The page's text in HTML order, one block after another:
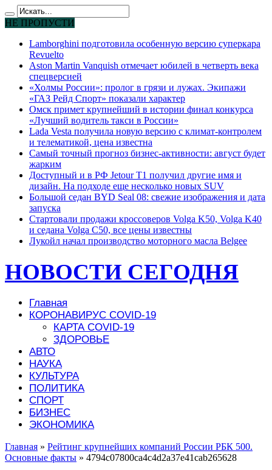
НЕ ПРОПУСТИ
Lamborghini подготовила особенную версию суперкара
Revuelto
Aston Martin Vanquish отмечает юбилей в четверть века
спецверсией
«Холмы России»: пролог в грязи и лужах. Экипажи
«ГАЗ Рейд Спорт» показали характер
Омск примет крупнейший в истории финал конкурса
«Лучший водитель такси в России»
Lada Vesta получила новую версию с климат-контролем
и телематикой, цена известна
Самый точный прогноз бизнес-активности: август будет
жарким
Доступный и в РФ Jetour T1 получил другие имя и
дизайн. На подходе еще несколько новых SUV
Большой седан BYD Seal 08: свежие изображения и дата
запуска
Стартовали продажи кроссоверов Volga K50, Volga K40
и седана Volga C50, все цены известны
Лукойл начал производство моторного масла Belgee
НОВОСТИ СЕГОДНЯ
Главная
КОРОНАВИРУС COVID-19
КАРТА COVID-19
ЗДОРОВЬЕ
АВТО
НАУКА
КУЛЬТУРА
ПОЛИТИКА
СПОРТ
БИЗНЕС
ЭКОНОМИКА
Главная » Рейтинг крупнейших компаний России РБК 500.
Основные факты » 4794c07800ca4c4d2a37e41cab265628